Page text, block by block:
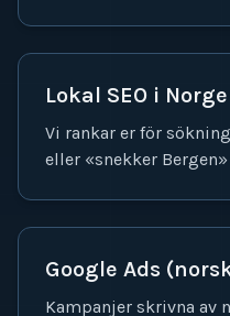
Lokal SEO i Norge
Vi rankar er för
eller «snekker
Google Ads
Kampanjer skrivna av